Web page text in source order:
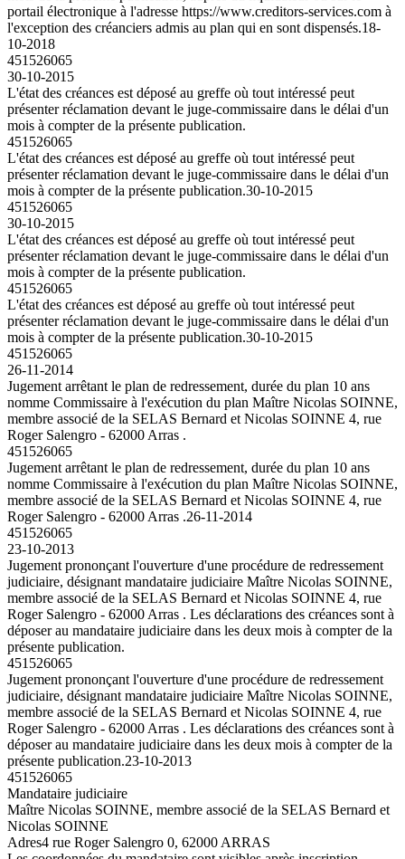
portail électronique à l'adresse https://www.creditors-services.com à
l'exception des créanciers admis au plan qui en sont dispensés.18-
10-2018
451526065
30-10-2015
L'état des créances est déposé au greffe où tout intéressé peut
présenter réclamation devant le juge-commissaire dans le délai d'un
mois à compter de la présente publication.
451526065
L'état des créances est déposé au greffe où tout intéressé peut
présenter réclamation devant le juge-commissaire dans le délai d'un
mois à compter de la présente publication.30-10-2015
451526065
30-10-2015
L'état des créances est déposé au greffe où tout intéressé peut
présenter réclamation devant le juge-commissaire dans le délai d'un
mois à compter de la présente publication.
451526065
L'état des créances est déposé au greffe où tout intéressé peut
présenter réclamation devant le juge-commissaire dans le délai d'un
mois à compter de la présente publication.30-10-2015
451526065
26-11-2014
Jugement arrêtant le plan de redressement, durée du plan 10 ans
nomme Commissaire à l'exécution du plan Maître Nicolas SOINNE,
membre associé de la SELAS Bernard et Nicolas SOINNE 4, rue
Roger Salengro - 62000 Arras .
451526065
Jugement arrêtant le plan de redressement, durée du plan 10 ans
nomme Commissaire à l'exécution du plan Maître Nicolas SOINNE,
membre associé de la SELAS Bernard et Nicolas SOINNE 4, rue
Roger Salengro - 62000 Arras .26-11-2014
451526065
23-10-2013
Jugement prononçant l'ouverture d'une procédure de redressement
judiciaire, désignant mandataire judiciaire Maître Nicolas SOINNE,
membre associé de la SELAS Bernard et Nicolas SOINNE 4, rue
Roger Salengro - 62000 Arras . Les déclarations des créances sont à
déposer au mandataire judiciaire dans les deux mois à compter de la
présente publication.
451526065
Jugement prononçant l'ouverture d'une procédure de redressement
judiciaire, désignant mandataire judiciaire Maître Nicolas SOINNE,
membre associé de la SELAS Bernard et Nicolas SOINNE 4, rue
Roger Salengro - 62000 Arras . Les déclarations des créances sont à
déposer au mandataire judiciaire dans les deux mois à compter de la
présente publication.23-10-2013
451526065
Mandataire judiciaire
Maître Nicolas SOINNE, membre associé de la SELAS Bernard et
Nicolas SOINNE
Adres4 rue Roger Salengro 0, 62000 ARRAS